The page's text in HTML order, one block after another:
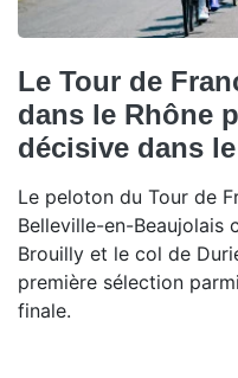
Le Tour de
dans le Rhône
décisive dans
Le peloton du Tour de
Belleville-en-Beaujolais
Brouilly et le col de
première sélection
finale.